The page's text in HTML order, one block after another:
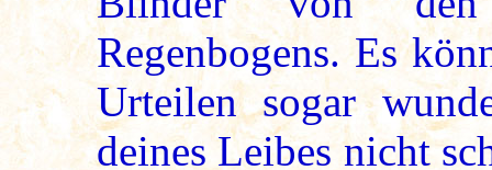
Regenbogens. Es
Urteilen sogar
deines Leibes nicht